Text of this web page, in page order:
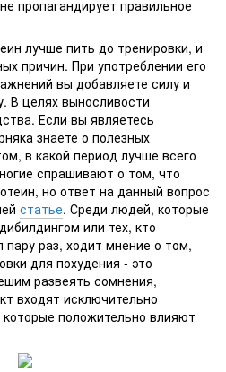
пропагандирует правильное
лучше пить до тренировки, и
причин. При употреблении его
вы добавляете силу и
В целях выносливости
Если вы являетесь
знаете о полезных
в какой период лучше всего
спрашивают о том, что
но ответ на данный вопрос
статье. Среди людей, которые
или тех, кто
раз, ходит мнение о том,
для похудения - это
развеять сомнения,
входят исключительно
положительно влияют